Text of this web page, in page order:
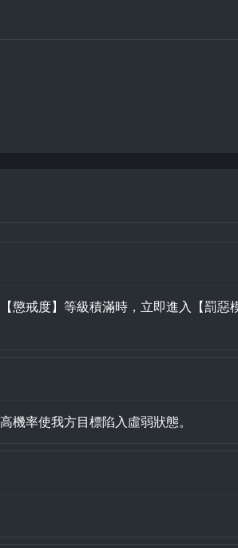
戒度】等級積滿時，立即進入【罰惡
率使我方目標陷入虛弱狀態。